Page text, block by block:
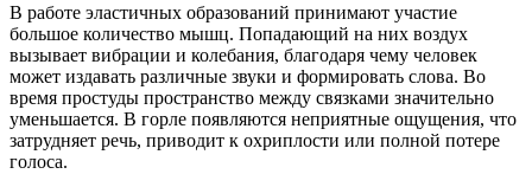
В работе эластичных образований принимают участие
большое количество мышц. Попадающий на них воздух
вызывает вибрации и колебания, благодаря чему человек
может издавать различные звуки и формировать слова. Во
время простуды пространство между связками значительно
уменьшается. В горле появляются неприятные ощущения, что
затрудняет речь, приводит к охриплости или полной потере
голоса.